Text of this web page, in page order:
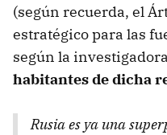
(según recuerda, el
estratégico para las
según la investigadora
habitantes de dicha
Rusia es ya una